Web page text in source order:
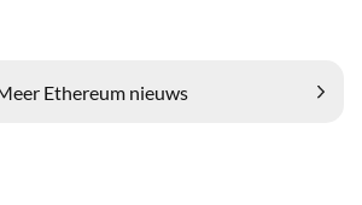
Ethereum nieuws